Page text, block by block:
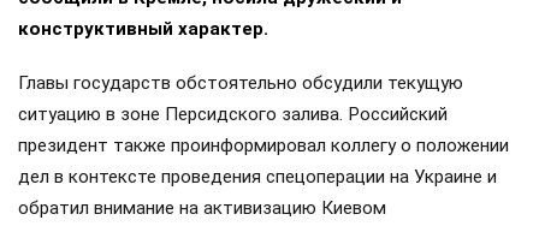
конструктивный характер.
Главы государств обстоятельно обсудили текущую
ситуацию в зоне Персидского залива. Российский
президент также проинформировал коллегу о положении
дел в контексте проведения спецоперации на Украине и
обратил внимание на активизацию Киевом